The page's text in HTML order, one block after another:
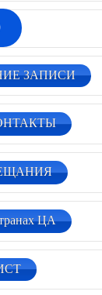
ЗАПИСИ
ЦА